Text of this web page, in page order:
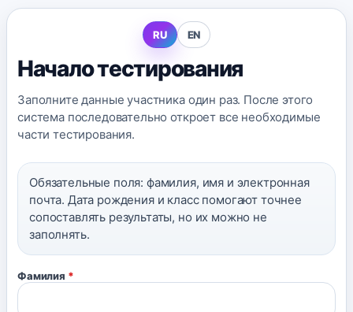
RU EN
Начало тестирования
Заполните данные участника один раз. После этого
система последовательно откроет все необходимые
части тестирования.
Обязательные поля: фамилия, имя и электронная
почта. Дата рождения и класс помогают точнее
сопоставлять результаты, но их можно не
заполнять.
Фамилия *